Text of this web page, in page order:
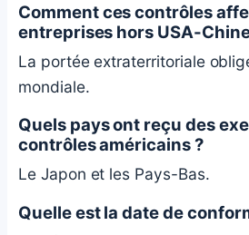
Comment ces contrôles
entreprises hors USA-
La portée extraterritoriale
mondiale.
Quels pays ont reçu des
contrôles américains ?
Le Japon et les Pays-Bas.
Quelle est la date de